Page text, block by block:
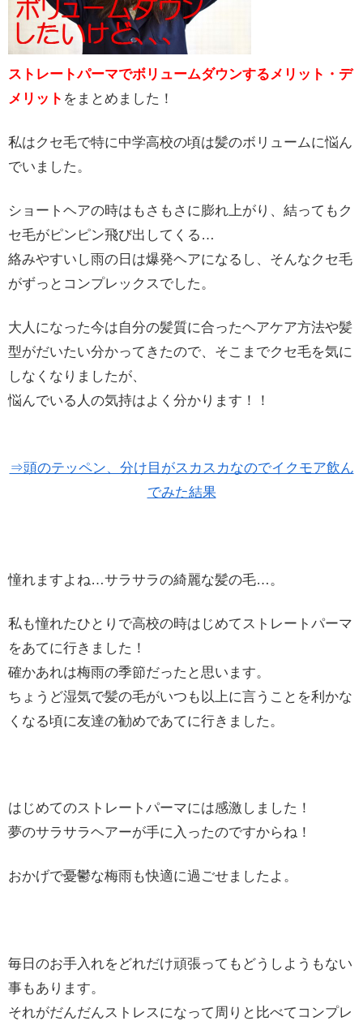
ストレートパーマでボリュームダウンするメリット・デ
メリット をまとめました！
私はクセ毛で特に中学高校の頃は髪のボリュームに悩ん
でいました。
ショートヘアの時はもさもさに膨れ上がり、結ってもク
セ毛がピンピン飛び出してくる…
絡みやすいし雨の日は爆発ヘアになるし、そんなクセ毛
がずっとコンプレックスでした。
大人になった今は自分の髪質に合ったヘアケア方法や髪
型がだいたい分かってきたので、そこまでクセ毛を気に
しなくなりましたが、
悩んでいる人の気持はよく分かります！！
⇒頭のテッペン、分け目がスカスカなのでイクモア飲ん
でみた結果
憧れますよね…サラサラの綺麗な髪の毛…。
私も憧れたひとりで高校の時はじめてストレートパーマ
をあてに行きました！
確かあれは梅雨の季節だったと思います。
ちょうど湿気で髪の毛がいつも以上に言うことを利かな
くなる頃に友達の勧めであてに行きました。
はじめてのストレートパーマには感激しました！
夢のサラサラヘアーが手に入ったのですからね！
おかげで憂鬱な梅雨も快適に過ごせましたよ。
毎日のお手入れをどれだけ頑張ってもどうしようもない
事もあります。
それがだんだんストレスになって周りと比べてコンプレ